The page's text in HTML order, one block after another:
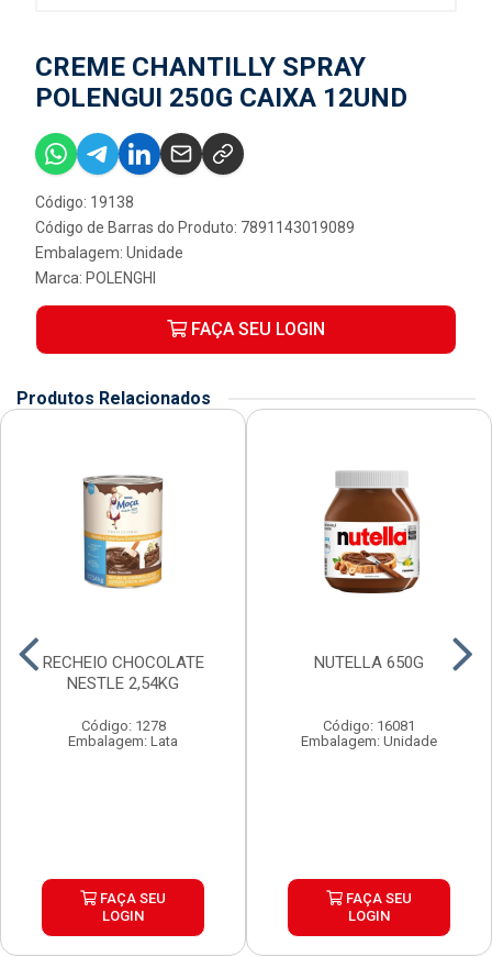
CREME CHANTILLY SPRAY
POLENGUI 250G CAIXA 12UND
Código: 19138
Código de Barras do Produto: 7891143019089
Embalagem: Unidade
Marca: POLENGHI
FAÇA SEU LOGIN
Produtos Relacionados
RECHEIO CHOCOLATE
NESTLE 2,54KG
Código: 1278
Embalagem: Lata
FAÇA SEU
LOGIN
NUTELLA 650G
Código: 16081
Embalagem: Unidade
FAÇA SEU
LOGIN